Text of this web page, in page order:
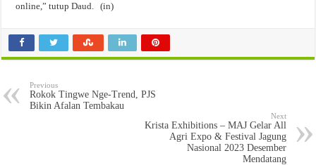
online,” tutup Daud. (in)
Previous
Rokok Tingwe Nge-Trend, PJS
Bikin Afalan Tembakau
Next
Krista Exhibitions – MAJ Gelar All
Agri Expo & Festival Jagung
Nasional 2023 Desember
Mendatang